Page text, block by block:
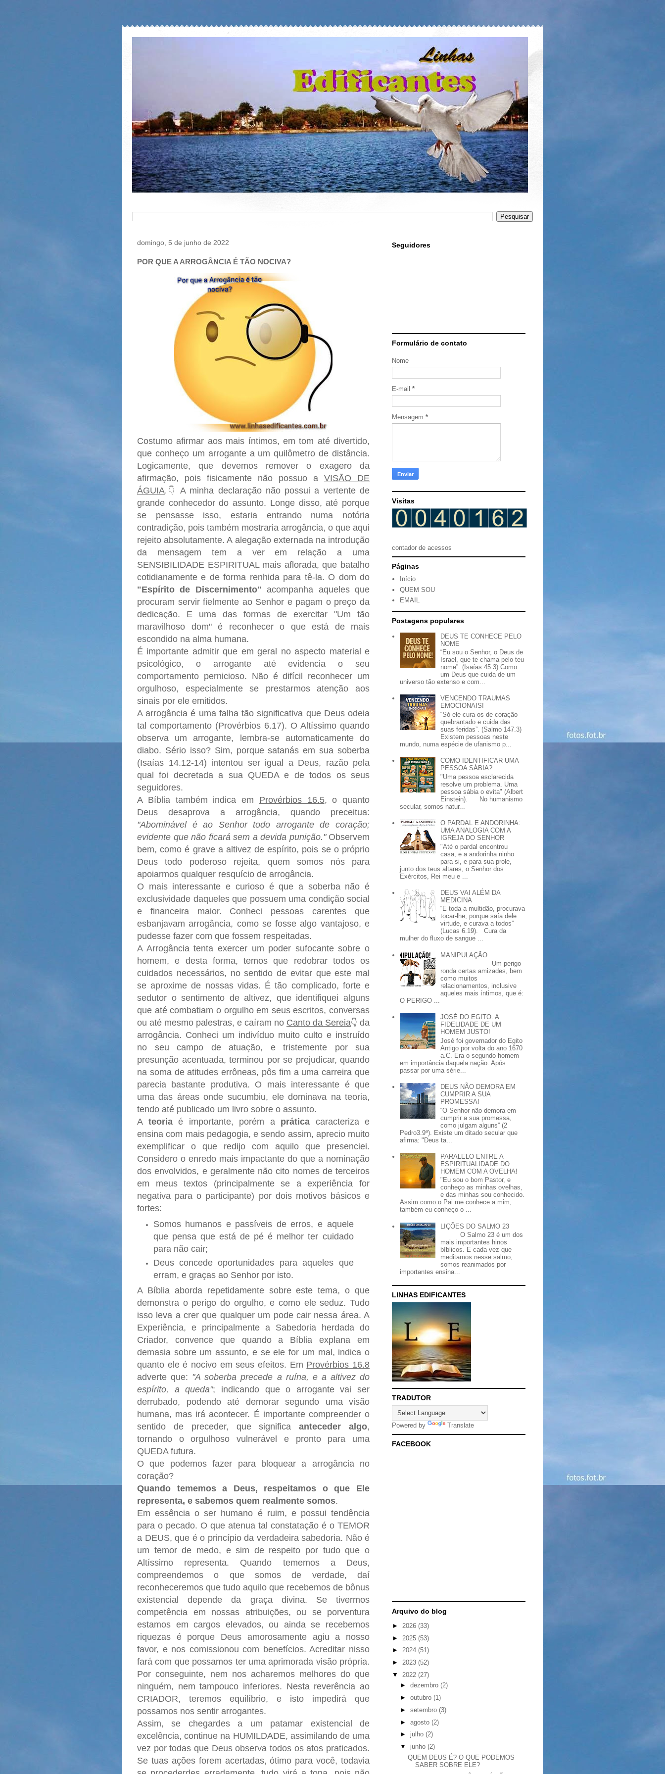
domingo, 5 de junho de 2022
POR QUE A ARROGÂNCIA É TÃO NOCIVA?
Costumo afirmar aos mais íntimos, em tom até divertido,
que conheço um arrogante a um quilômetro de distância.
Logicamente, que devemos remover o exagero da
afirmação, pois fisicamente não possuo a VISÃO DE
ÁGUIA.👇
A minha declaração não possui a vertente de
grande conhecedor do assunto. Longe disso, até porque
se pensasse isso, estaria entrando numa notória
contradição, pois também mostraria arrogância, o que aqui
rejeito absolutamente. A alegação externada na introdução
da mensagem tem a ver em relação a uma
SENSIBILIDADE ESPIRITUAL mais aflorada, que batalho
cotidianamente e de forma renhida para tê-la. O dom do
"Espírito de Discernimento" acompanha aqueles que
procuram servir fielmente ao Senhor e pagam o preço da
dedicação. E uma das formas de exercitar "Um tão
maravilhoso dom" é reconhecer o que está de mais
escondido na alma humana.
É importante admitir que em geral no aspecto material e
psicológico, o arrogante até evidencia o seu
comportamento pernicioso. Não é difícil reconhecer um
orgulhoso, especialmente se prestarmos atenção aos
sinais por ele emitidos.
A arrogância é uma falha tão significativa que Deus odeia
tal comportamento (Provérbios 6.17). O Altíssimo quando
observa um arrogante, lembra-se automaticamente do
diabo. Sério isso? Sim, porque satanás em sua soberba
(Isaías 14.12-14) intentou ser igual a Deus, razão pela
qual foi decretada a sua QUEDA e de todos os seus
seguidores.
A Bíblia também indica em Provérbios 16.5, o quanto
Deus desaprova a arrogância, quando preceitua:
"Abominável é ao Senhor todo arrogante de coração;
evidente que não ficará sem a devida punição."Observem
bem, como é grave a altivez de espírito, pois se o próprio
Deus todo poderoso rejeita, quem somos nós para
apoiarmos qualquer resquício de arrogância.
O mais interessante e curioso é que a soberba não é
exclusividade daqueles que possuem uma condição social
e financeira maior. Conheci pessoas carentes que
esbanjavam arrogância, como se fosse algo vantajoso, e
pudesse fazer com que fossem respeitadas.
A Arrogância tenta exercer um poder sufocante sobre o
homem, e desta forma, temos que redobrar todos os
cuidados necessários, no sentido de evitar que este mal
se aproxime de nossas vidas. É tão complicado, forte e
sedutor o sentimento de altivez, que identifiquei alguns
que até combatiam o orgulho em seus escritos, conversas
ou até mesmo palestras, e caíram no Canto da Sereia👇 da
arrogância. Conheci um indivíduo muito culto e instruído
no seu campo de atuação, e tristemente por sua
presunção acentuada, terminou por se prejudicar, quando
na soma de atitudes errôneas, pôs fim a uma carreira que
parecia bastante produtiva. O mais interessante é que
uma das áreas onde sucumbiu, ele dominava na teoria,
tendo até publicado um livro sobre o assunto.
A teoriaé importante, porém a prática caracteriza e
ensina com mais pedagogia, e sendo assim, aprecio muito
exemplificar o que redijo com aquilo que presenciei.
Considero o enredo mais impactante do que a nominação
dos envolvidos, e geralmente não cito nomes de terceiros
em meus textos (principalmente se a experiência for
negativa para o participante) por dois motivos básicos e
fortes:
Somos humanos e passíveis de erros, e aquele
que pensa que está de pé é melhor ter cuidado
para não cair;
Deus concede oportunidades para aqueles que
erram, e graças ao Senhor por isto.
A Bíblia aborda repetidamente sobre este tema, o que
demonstra o perigo do orgulho, e como ele seduz. Tudo
isso leva a crer que qualquer um pode cair nessa área. A
Experiência, e principalmente a Sabedoria herdada do
Criador, convence que quando a Bíblia explana em
demasia sobre um assunto, e se ele for um mal, indica o
quanto ele é nocivo em seus efeitos. Em Provérbios 16.8
adverte que: "A soberba precede a ruína, e a altivez do
espírito, a queda"; indicando que o arrogante vai ser
derrubado, podendo até demorar segundo uma visão
humana, mas irá acontecer. É importante compreender o
sentido de preceder, que significaanteceder algo,
tornando o orgulhoso vulnerável e pronto para uma
QUEDA futura.
O que podemos fazer para bloquear a arrogância no
coração?
Quando tememos a Deus, respeitamos o que Ele
representa, e sabemos quem realmente somos.
Em essência o ser humano é ruim, e possui tendência
para o pecado. O que atenua tal constatação é o TEMOR
a DEUS, que é o princípio da verdadeira sabedoria. Não é
um temor de medo, e sim de respeito por tudo que o
Altíssimo representa. Quando tememos a Deus,
compreendemos o que somos de verdade, daí
reconheceremos que tudo aquilo que recebemos de bônus
existencial depende da graça divina. Se tivermos
competência em nossas atribuições, ou se porventura
estamos em cargos elevados, ou ainda se recebemos
riquezas é porque Deus amorosamente agiu a nosso
favor, e nos comissionou com benefícios. Acreditar nisso
fará com que possamos ter uma aprimorada visão própria.
Por conseguinte, nem nos acharemos melhores do que
ninguém, nem tampouco inferiores. Nesta reverência ao
CRIADOR, teremos equilíbrio, e isto impedirá que
possamos nos sentir arrogantes.
Assim, se chegardes a um patamar existencial de
excelência, continue na HUMILDADE, assimilando de uma
vez por todas que Deus observa todos os atos praticados.
Se tuas ações forem acertadas, ótimo para você, todavia
Seguidores
Formulário de contato
Nome
E-mail *
Mensagem *
Visitas
contador de acessos
Páginas
Início
QUEM SOU
EMAIL
Postagens populares
DEUS TE CONHECE PELO
NOME
“Eu sou o Senhor, o Deus de
Israel, que te chama pelo teu
nome”. (Isaías 45.3) Como
um Deus que cuida de um
universo tão extenso e com...
VENCENDO TRAUMAS
EMOCIONAIS!
“Só ele cura os de coração
quebrantado e cuida das
suas feridas”. (Salmo 147.3)
Existem pessoas neste
mundo, numa espécie de ufanismo p...
COMO IDENTIFICAR UMA
PESSOA SÁBIA?
"Uma pessoa esclarecida
resolve um problema. Uma
pessoa sábia o evita" (Albert
Einstein). No humanismo
secular, somos natur...
O PARDAL E ANDORINHA:
UMA ANALOGIA COM A
IGREJA DO SENHOR
"Até o pardal encontrou
casa, e a andorinha ninho
para si, e para sua prole,
junto dos teus altares, o Senhor dos
Exércitos, Rei meu e ...
DEUS VAI ALÉM DA
MEDICINA
“E toda a multidão, procurava
tocar-lhe; porque saía dele
virtude, e curava a todos”
(Lucas 6.19). Cura da
mulher do fluxo de sangue ...
MANIPULAÇÃO
Um perigo
ronda certas amizades, bem
como muitos
relacionamentos, inclusive
aqueles mais íntimos, que é:
O PERIGO ...
JOSÉ DO EGITO. A
FIDELIDADE DE UM
HOMEM JUSTO!
José foi governador do Egito
Antigo por volta do ano 1670
a.C. Era o segundo homem
em importância daquela nação. Após
passar por uma série...
DEUS NÃO DEMORA EM
CUMPRIR A SUA
PROMESSA!
“O Senhor não demora em
cumprir a sua promessa,
como julgam alguns” (2
Pedro3.9ª). Existe um ditado secular que
afirma: "Deus ta...
PARALELO ENTRE A
ESPIRITUALIDADE DO
HOMEM COM A OVELHA!
"Eu sou o bom Pastor, e
conheço as minhas ovelhas,
e das minhas sou conhecido.
Assim como o Pai me conhece a mim,
também eu conheço o ...
LIÇÕES DO SALMO 23
O Salmo 23 é um dos
mais importantes hinos
bíblicos. E cada vez que
meditamos nesse salmo,
somos reanimados por
importantes ensina...
LINHAS EDIFICANTES
TRADUTOR
Powered by Translate
FACEBOOK
Arquivo do blog
► 2026 (33)
► 2025 (53)
► 2024 (51)
► 2023 (52)
▼ 2022 (27)
► dezembro (2)
► outubro (1)
► setembro (3)
► agosto (2)
► julho (2)
▼ junho (2)
QUEM DEUS É? O QUE PODEMOS
SABER SOBRE ELE?